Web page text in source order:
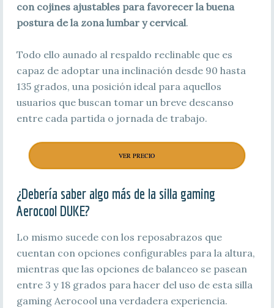
con cojines ajustables para favorecer la buena
postura de la zona lumbar y cervical.
Todo ello aunado al respaldo reclinable que es
capaz de adoptar una inclinación desde 90 hasta
135 grados, una posición ideal para aquellos
usuarios que buscan tomar un breve descanso
entre cada partida o jornada de trabajo.
VER PRECIO
¿Debería saber algo más de la silla gaming
Aerocool DUKE?
Lo mismo sucede con los reposabrazos que
cuentan con opciones configurables para la altura,
mientras que las opciones de balanceo se pasean
entre 3 y 18 grados para hacer del uso de esta silla
gaming Aerocool una verdadera experiencia.